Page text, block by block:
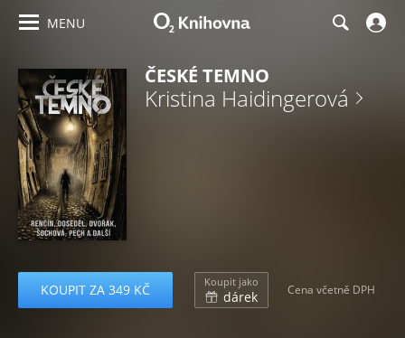
MENU
ČESKÉ TEMNO
Kristina Haidingerová
KOUPIT ZA 349 KČ Koupit jako
dárek Cena včetně DPH